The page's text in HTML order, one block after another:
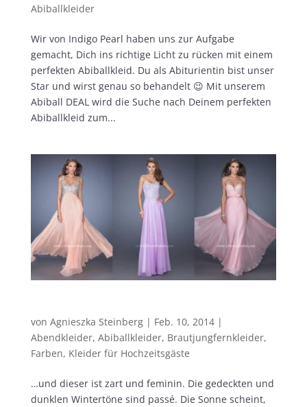
Abiballkleider
Wir von Indigo Pearl haben uns zur Aufgabe
gemacht, Dich ins richtige Licht zu rücken mit einem
perfekten Abiballkleid. Du als Abiturientin bist unser
Star und wirst genau so behandelt 😉 Mit unserem
Abiball DEAL wird die Suche nach Deinem perfekten
Abiballkleid zum...
von Agnieszka Steinberg| Feb. 10, 2014|
Abendkleider, Abiballkleider, Brautjungfernkleider,
Farben, Kleider für Hochzeitsgäste
…und dieser ist zart und feminin. Die gedeckten und
dunklen Wintertöne sind passé. Die Sonne scheint,